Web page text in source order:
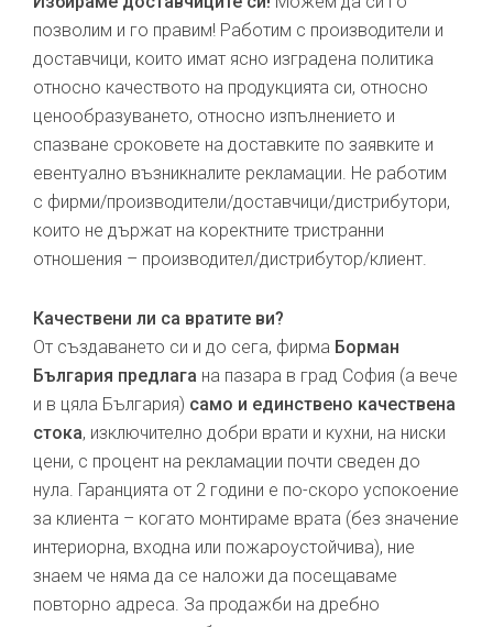
позволим и го правим! Работим с производители и
доставчици, които имат ясно изградена политика
относно качеството на продукцията си, относно
ценообразуването, относно изпълнението и
спазване сроковете на доставките по заявките и
евентуално възникналите рекламации. Не работим
с фирми/производители/доставчици/дистрибутори,
които не държат на коректните тристранни
отношения – производител/дистрибутор/клиент.
Качествени ли са вратите ви?
От създаването си и до сега, фирма Борман
България предлага на пазара в град София (а вече
и в цяла България) само и единствено качествена
стока, изключително добри врати и кухни, на ниски
цени, с процент на рекламации почти сведен до
нула. Гаранцията от 2 години е по-скоро успокоение
за клиента – когато монтираме врата (без значение
интериорна, входна или пожароустойчива), ние
знаем че няма да се наложи да посещаваме
повторно адреса. За продажби на дребно